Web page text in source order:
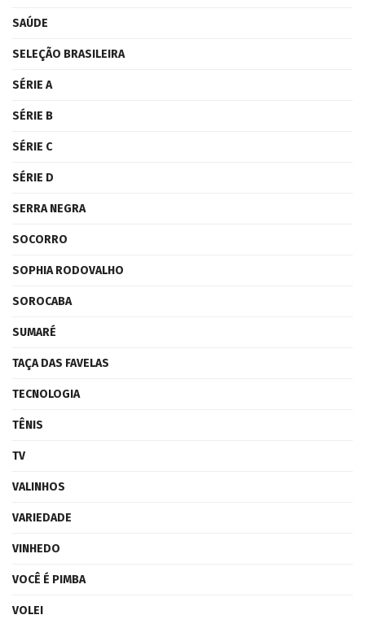
SAÚDE
SELEÇÃO BRASILEIRA
SÉRIE A
SÉRIE B
SÉRIE C
SÉRIE D
SERRA NEGRA
SOCORRO
SOPHIA RODOVALHO
SOROCABA
SUMARÉ
TAÇA DAS FAVELAS
TECNOLOGIA
TÊNIS
TV
VALINHOS
VARIEDADE
VINHEDO
VOCÊ É PIMBA
VOLEI